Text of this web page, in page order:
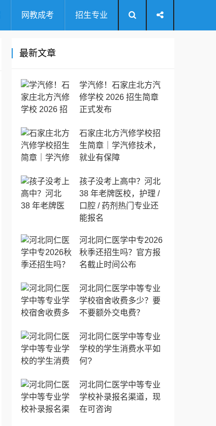
网教成考 招生专业
最新文章
学汽修！石家庄北方汽
修学校 2026 招生简章
正式发布
石家庄北方汽修学校招
生简章｜学汽修技术，
就业有保障
孩子没考上高中？河北
38 年老牌医校，护理 /
口腔 / 药剂热门专业还
能报名
河北同仁医学中专2026
秋季还招生吗？官方报
名截止时间公布
河北同仁医学中等专业
学校宿舍收费多少？要
不要额外交电费？
河北同仁医学中等专业
学校的学生消费水平如
何?
河北同仁医学中等专业
学校补录报名渠道，现
在可咨询